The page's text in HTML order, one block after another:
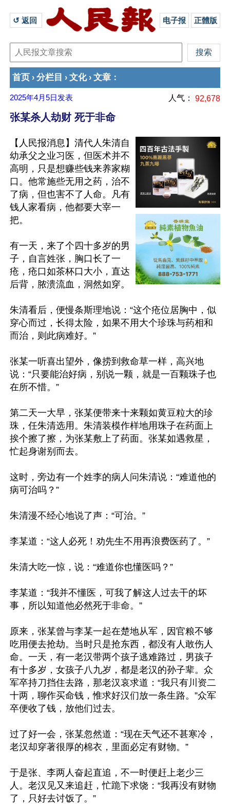
↺ 返回 电子报 正體版
首页 › 分栏目 › 文化› 文章 ：
2025年4月5日 发表 人气： 92,678
张某杀人劫财 死于非命
【人民报消息】清代人朱清自
幼承父之业习医，但医术并不
高明，只是想赚些钱来养家糊
口。他常施些无用之药，治不
了病，但也害不了人命。凡有
钱人家看病，他都要大宰一
把。
有一天，来了个四十多岁的男
子，自言姓张，胸口长了一
疮，疮口如茶杯口大小，直达
后背，脓溃流血，洞然如穿。
朱清看后，便慢条斯理地说：“这个疮位居胸中，似
穿心而过，长得太险，如果不用大个珍珠与药相和
而治，则此病难好。”
张某一听喜出望外，像捞到救命草一样，高兴地
说：“只要能治好病，别说一颗，就是一百颗珠子也
在所不惜。”
第二天一大早，张某便带来十来颗如黄豆粒大的珍
珠，任朱清选用。朱清装模作样地用珠子在药面上
挨个擦了擦，为张某敷上了药面。张某如遇救星，
忙起身谢别而去。
这时，旁边有一个姓李的病人问朱清说：“难道他的
病可治吗？”
朱清漫不经心地说了声：“可治。”
李某道：“这人必死！劝先生不用再浪费医药了。”
朱清大吃一惊，说：“难道你也懂医吗？”
李某道：“我并不懂医，可我了解这人过去干的坏
事，所以知道他必然死于非命。”
原来，张某曾与李某一起在楚地从军，因官粮不够
吃用便去抢劫。当时只是抢东西，都没有人敢伤人
命。一天，有一老汉带两个孩子逃难路过，男孩子
有十多岁，女孩子八九岁，都是老汉的孙子辈。众
军卒持刀挡住去路，那老汉哀求道：“我只有川资二
十两，聊作买命钱，惟求好汉们放一条生路。”众军
卒便收了钱，放他们过去。
过了好一会，张某忽然道：“现在天气还不甚寒冷，
老汉却穿著很厚的棉衣，里面必定有财物。”
于是张、李两人奋起直追，不一时便赶上老少三
人。老汉见又来追赶，忙跪下求饶：“我再没有财物
了，只好去讨饭了。”